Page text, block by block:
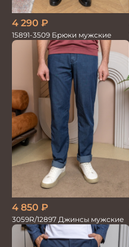
4 290 ₽
15891-3509 Брюки мужские
4 850 ₽
3059R/12897 Джинсы мужские